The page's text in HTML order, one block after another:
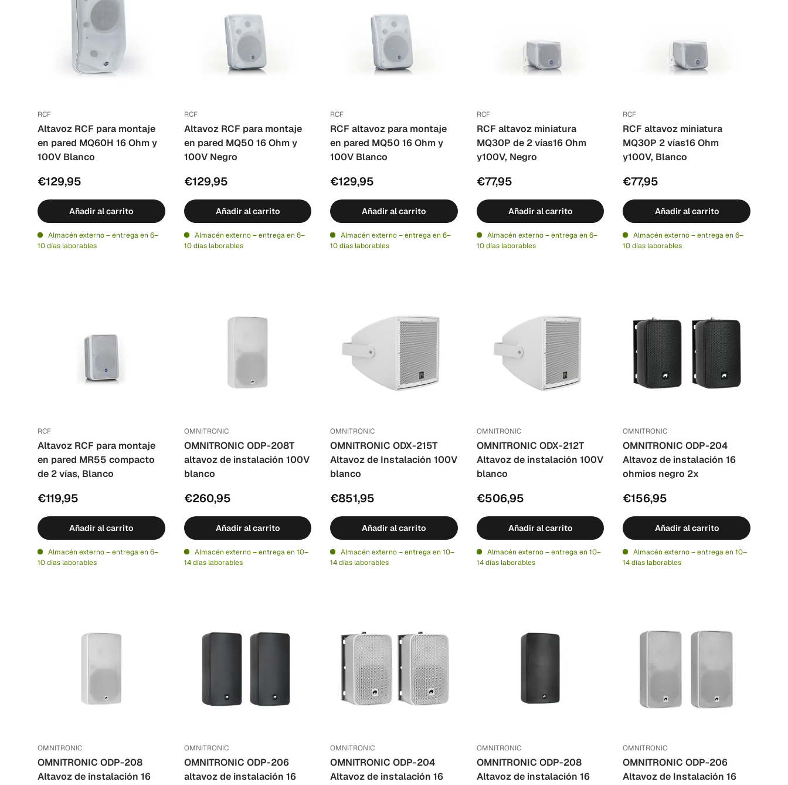
RCF
Altavoz RCF para montaje
en pared MQ60H 16 Ohm y
100V Blanco
€129,95
Añadir al carrito
Almacén externo – entrega en 6–
10 días laborables
RCF
Altavoz RCF para montaje
en pared MQ50 16 Ohm y
100V Negro
€129,95
Añadir al carrito
Almacén externo – entrega en 6–
10 días laborables
RCF
RCF altavoz para montaje
en pared MQ50 16 Ohm y
100V Blanco
€129,95
Añadir al carrito
Almacén externo – entrega en 6–
10 días laborables
RCF
RCF altavoz miniatura
MQ30P de 2 vías16 Ohm
y100V, Negro
€77,95
Añadir al carrito
Almacén externo – entrega en 6–
10 días laborables
RCF
RCF altavoz miniatura
MQ30P 2 vías16 Ohm
y100V, Blanco
€77,95
Añadir al carrito
Almacén externo – entrega en 6–
10 días laborables
RCF
Altavoz RCF para montaje
en pared MR55 compacto
de 2 vías, Blanco
€119,95
Añadir al carrito
Almacén externo – entrega en 6–
10 días laborables
OMNITRONIC
OMNITRONIC ODP-208T
altavoz de instalación 100V
blanco
€260,95
Añadir al carrito
Almacén externo – entrega en 10–
14 días laborables
OMNITRONIC
OMNITRONIC ODX-215T
Altavoz de Instalación 100V
blanco
€851,95
Añadir al carrito
Almacén externo – entrega en 10–
14 días laborables
OMNITRONIC
OMNITRONIC ODX-212T
Altavoz de instalación 100V
blanco
€506,95
Añadir al carrito
Almacén externo – entrega en 10–
14 días laborables
OMNITRONIC
OMNITRONIC ODP-204
Altavoz de instalación 16
ohmios negro 2x
€156,95
Añadir al carrito
Almacén externo – entrega en 10–
14 días laborables
OMNITRONIC
OMNITRONIC ODP-208
Altavoz de instalación 16
OMNITRONIC
OMNITRONIC ODP-206
altavoz de instalación 16
OMNITRONIC
OMNITRONIC ODP-204
Altavoz de instalación 16
OMNITRONIC
OMNITRONIC ODP-208
Altavoz de instalación 16
OMNITRONIC
OMNITRONIC ODP-206
Altavoz de Instalación 16